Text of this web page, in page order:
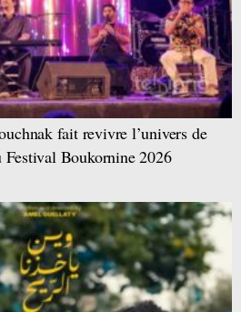
fait revivre l’univers de
Festival Boukornine 2026